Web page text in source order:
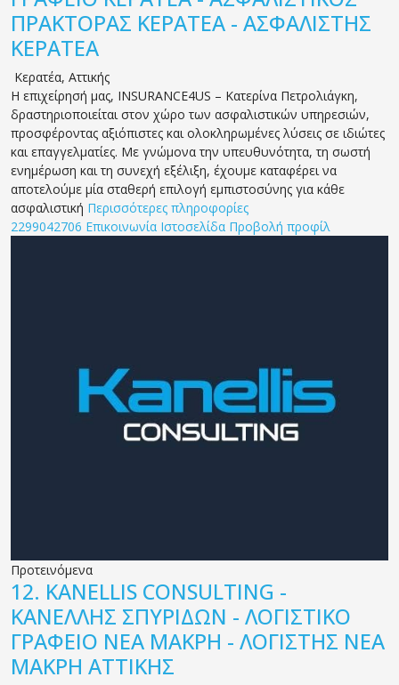
ΠΡΑΚΤΟΡΑΣ ΚΕΡΑΤΕΑ - ΑΣΦΑΛΙΣΤΗΣ
ΚΕΡΑΤΕΑ
Κερατέα, Αττικής
Η επιχείρησή μας, INSURANCE4US – Κατερίνα Πετρολιάγκη,
δραστηριοποιείται στον χώρο των ασφαλιστικών υπηρεσιών,
προσφέροντας αξιόπιστες και ολοκληρωμένες λύσεις σε ιδιώτες
και επαγγελματίες. Με γνώμονα την υπευθυνότητα, τη σωστή
ενημέρωση και τη συνεχή εξέλιξη, έχουμε καταφέρει να
αποτελούμε μία σταθερή επιλογή εμπιστοσύνης για κάθε
ασφαλιστική Περισσότερες πληροφορίες
2299042706 Επικοινωνία Ιστοσελίδα Προβολή προφίλ
Προτεινόμενα
12. KANELLIS CONSULTING -
ΚΑΝΕΛΛΗΣ ΣΠΥΡΙΔΩΝ - ΛΟΓΙΣΤΙΚΟ
ΓΡΑΦΕΙΟ ΝΕΑ ΜΑΚΡΗ - ΛΟΓΙΣΤΗΣ ΝΕΑ
ΜΑΚΡΗ ΑΤΤΙΚΗΣ